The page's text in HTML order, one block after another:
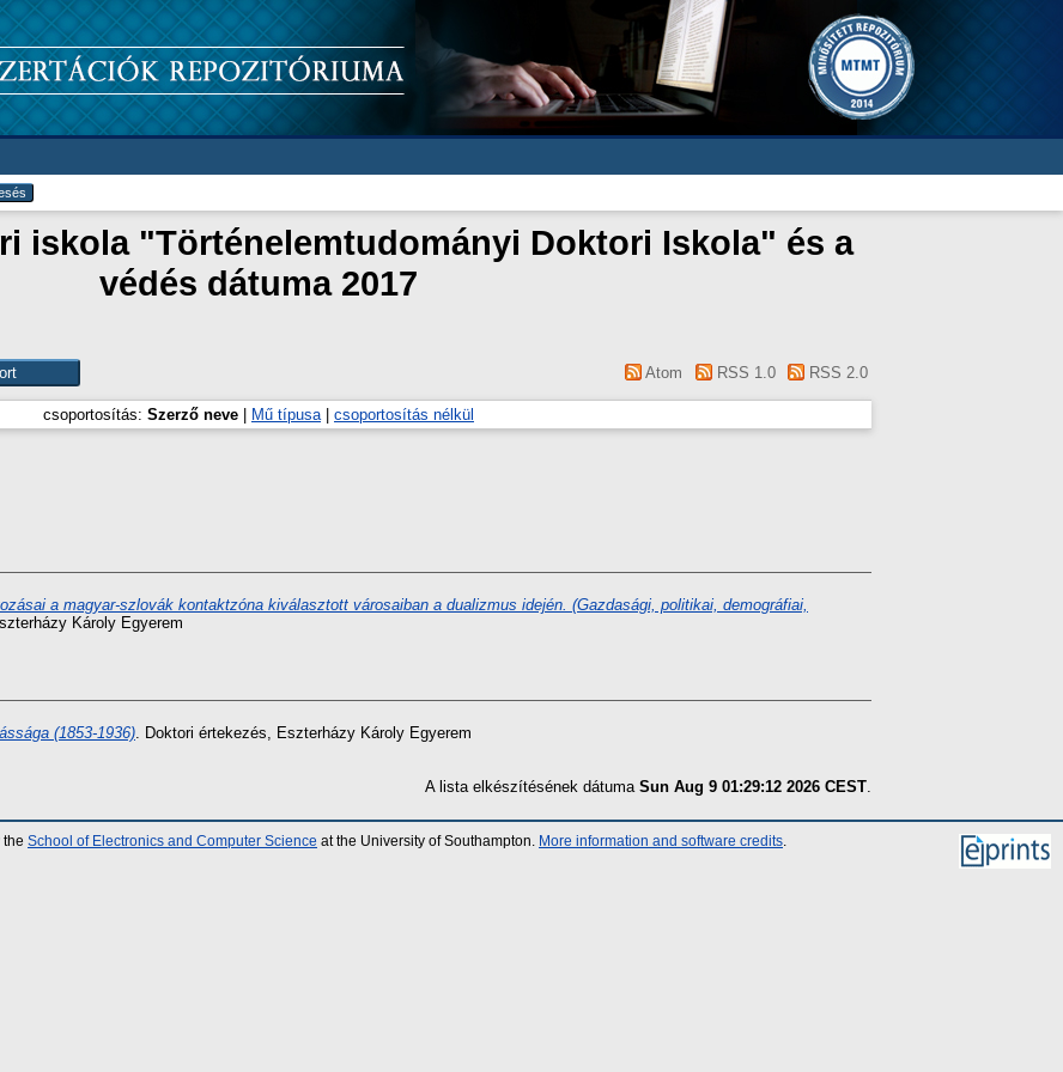
iskola "Történelemtudományi Doktori Iskola" és a
védés dátuma 2017
Atom RSS 1.0 RSS 2.0
csoportosítás: Szerző neve Mű típusa| csoportosítás nélkül
a magyar-szlovák kontaktzóna kiválasztott városaiban a dualizmus idején. (Gazdasági, politikai, demográfiai,
Károly Egyerem
(1853-1936). Doktori értekezés, Eszterházy Károly Egyerem
A lista elkészítésének dátuma Sun Aug 9 01:29:12 2026 CEST.
the School of Electronics and Computer Science at the University of Southampton. More information and software credits